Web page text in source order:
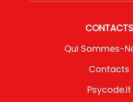
CONTACTS
Qui Sommes-
Contacts
Psycode.it